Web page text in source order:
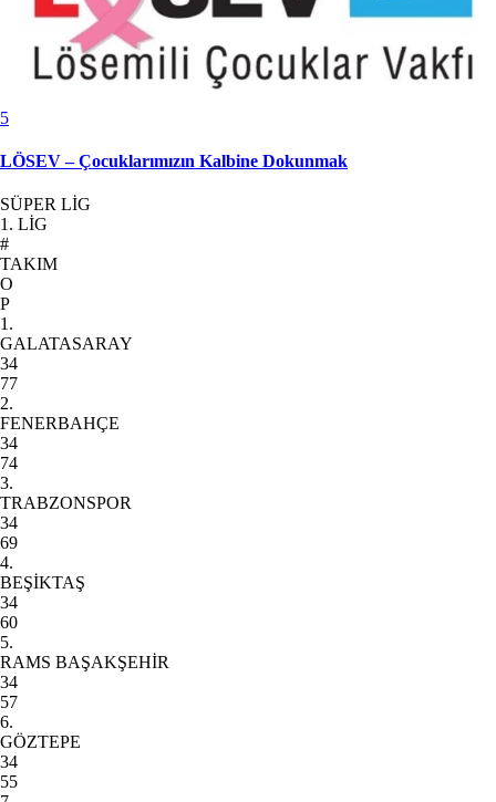
5
LÖSEV – Çocuklarımızın Kalbine Dokunmak
SÜPER LİG
1. LİG
#
TAKIM
O
P
1.
GALATASARAY
34
77
2.
FENERBAHÇE
34
74
3.
TRABZONSPOR
34
69
4.
BEŞİKTAŞ
34
60
5.
RAMS BAŞAKŞEHİR
34
57
6.
GÖZTEPE
34
55